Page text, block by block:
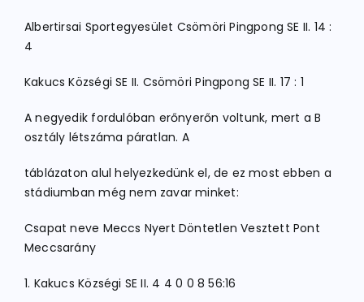
Albertirsai Sportegyesület Csömöri Pingpong SE II. 14 :
4
Kakucs Községi SE II. Csömöri Pingpong SE II. 17 : 1
A negyedik fordulóban erőnyerőn voltunk, mert a B
osztály létszáma páratlan. A
táblázaton alul helyezkedünk el, de ez most ebben a
stádiumban még nem zavar minket:
Csapat neve Meccs Nyert Döntetlen Vesztett Pont
Meccsarány
1. Kakucs Községi SE II. 4 4 0 0 8 56:16